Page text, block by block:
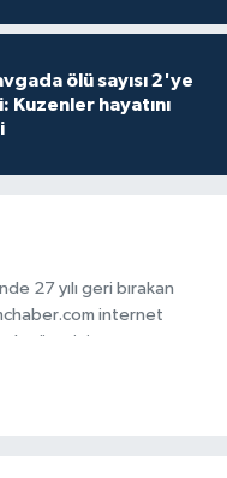
ölü sayısı 2'ye
Kuzenler hayatını
27 yılı geri bırakan
internet
görevini